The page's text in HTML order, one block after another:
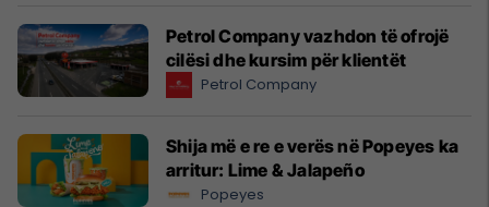
Petrol Company vazhdon të ofrojë
cilësi dhe kursim për klientët
Petrol Company
Shija më e re e verës në Popeyes ka
arritur: Lime & Jalapeño
Popeyes